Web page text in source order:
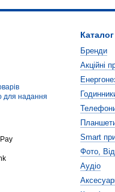
для надання
Каталог
Бренди
Акційні
Smart
Фото,
Аудіо